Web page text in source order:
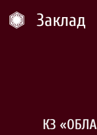
Заклад
КЗ